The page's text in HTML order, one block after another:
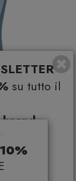
su tutto il
brand
e non
Italia,
10%